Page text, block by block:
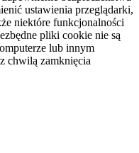
ustawienia przeglądarki,
niektóre funkcjonalności
pliki cookie nie są
lub innym
chwilą zamknięcia